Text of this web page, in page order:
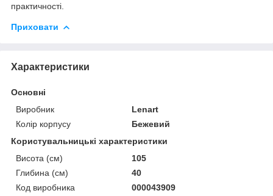
практичності.
Приховати
Характеристики
Основні
Виробник
Lenart
Колір корпусу
Бежевий
Користувальницькі характеристики
Висота (см)
105
Глибина (см)
40
Код виробника
000043909